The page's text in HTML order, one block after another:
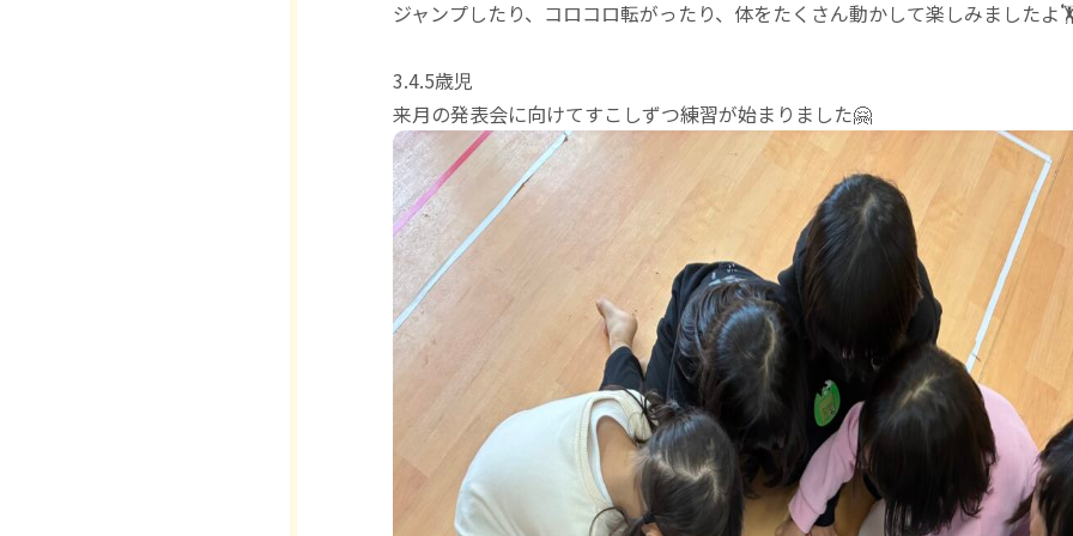
ジャンプしたり、コロコロ転がったり、体をたくさん動かして楽しみました
3.4.5歳児
来月の発表会に向けてすこしずつ練習が始まりました🤗